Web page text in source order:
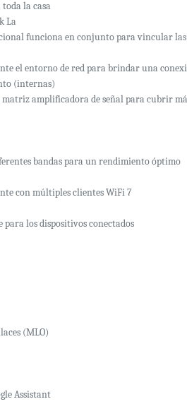
la casa
La
funciona en conjunto para vincular
el entorno de red para brindar una
(internas)
amplificadora de señal para cubrir
bandas para un rendimiento óptimo
con múltiples clientes WiFi 7
para los dispositivos conectados
(MLO)
Assistant